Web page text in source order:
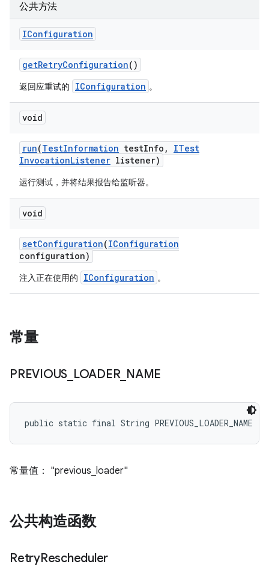
公共方法
IConfiguration
getRetryConfiguration()
返回应重试的 IConfiguration 。
void
run(TestInformation testInfo ,
ITest
InvocationListener listener)
运行测试，并将结果报告给监听器。
void
setConfiguration(IConfiguration
configuration)
注入正在使用的 IConfiguration 。
常量
PREVIOUS LOADER_ NAME
public static final String PREVIOUS_LOADER_NAME
常量值： "previous_loader"
公共构造函数
RetryRescheduler